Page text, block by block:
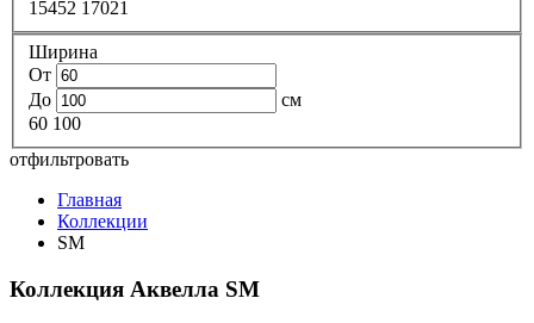
15452 17021
Ширина
От
До
см
60 100
отфильтровать
Главная
Коллекции
SM
Коллекция Аквелла SM